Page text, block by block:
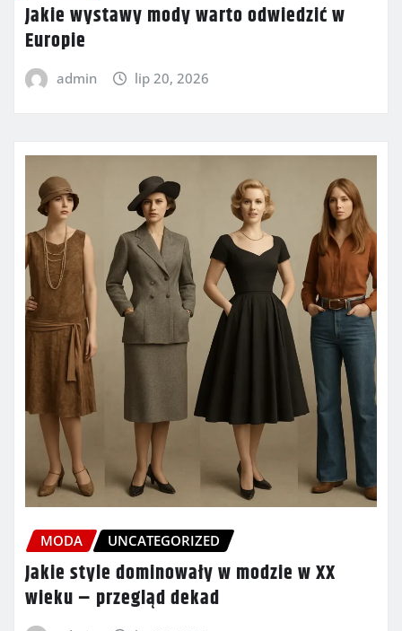
Jakie wystawy mody warto odwiedzić w
Europie
admin lip 20, 2026
MODA UNCATEGORIZED
Jakie style dominowały w modzie w XX
wieku – przegląd dekad